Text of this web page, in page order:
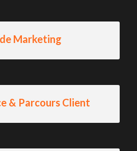
Marketing
& Parcours Client